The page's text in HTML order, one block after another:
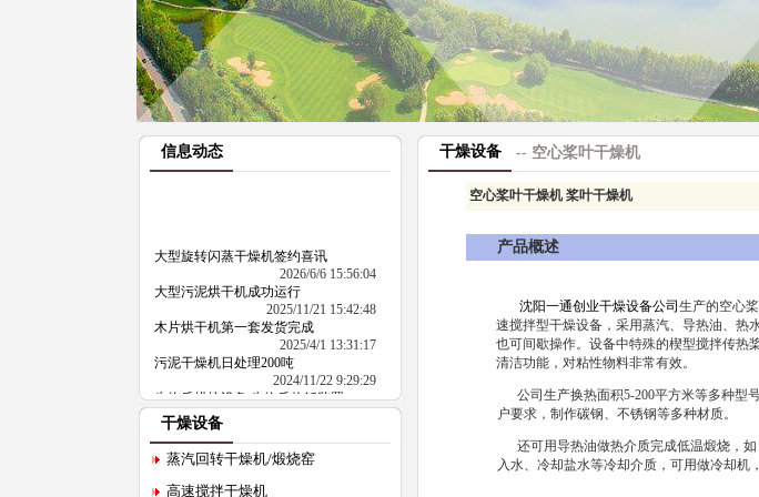
信息动态
2026/6/6 15:56:04
大型污泥烘干机成功运行
2025/11/21 15:42:48
木片烘干机第一套发货完成
2025/4/1 13:31:17
污泥干燥机日处理200吨
2024/11/22 9:29:29
生物质烘焙设备 生物质热解装置
2024/8/7 9:25:09
干燥设备
蒸汽回转干燥机/煅烧窑
高速搅拌干燥机
干燥设备 -- 空心桨叶干燥机
空心桨叶干燥机 桨叶干燥机
产品概述
沈阳一通创业干燥设备公司 生产的空心
速搅拌型干燥设备，采用蒸汽、导热油、热
也可间歇操作。设备中特殊的楔型搅拌传热
清洁功能，对粘性物料非常有效。
公司生产换热面积5-200平方米等多种型
户要求，制作碳钢、不锈钢等多种材质。
还可用导热油做热介质完成低温煅烧，如
入水、冷却盐水等冷却介质，可用做冷却机